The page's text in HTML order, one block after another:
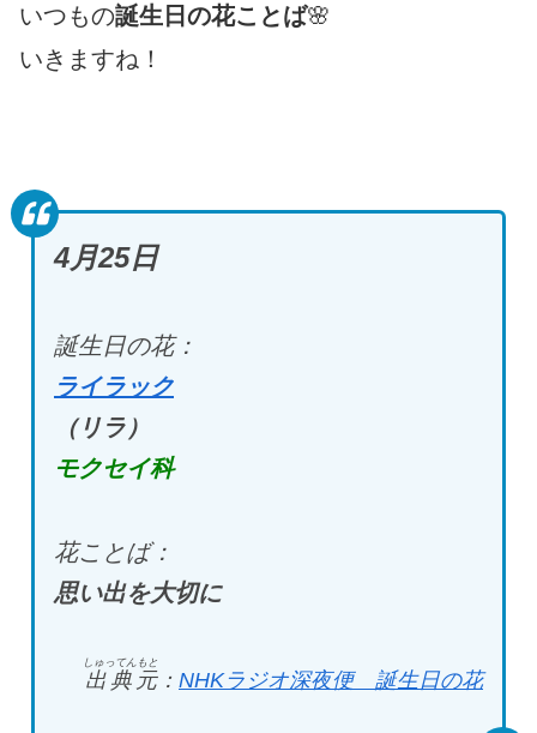
いつもの誕生日の花ことば🌸
いきますね！
4月25日
誕生日の花：
ライラック
（リラ）
モクセイ科
花ことば：
思い出を大切に
出典元
しゅってんもと
： NHKラジオ深夜便 誕生日の花